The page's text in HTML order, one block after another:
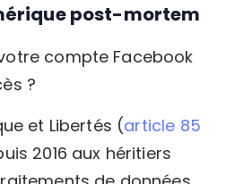
post-mortem
compte Facebook
?
et Libertés (article 85
2016 aux héritiers